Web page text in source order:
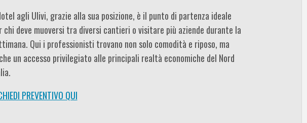
agli Ulivi, grazie alla sua posizione, è il punto di partenza ideale
chi deve muoversi tra diversi cantieri o visitare più aziende durante la
Qui i professionisti trovano non solo comodità e riposo, ma
un accesso privilegiato alle principali realtà economiche del Nord
PREVENTIVO QUI